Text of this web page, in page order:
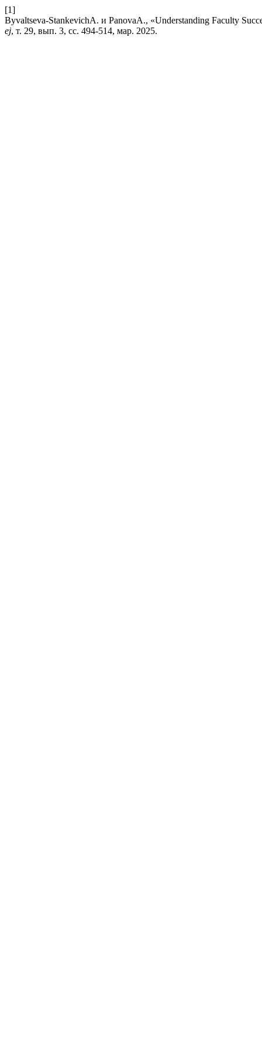
[1]
Byvaltseva-StankevichA. и PanovaA., «Understanding Faculty
ej, т. 29, вып. 3, сс. 494-514, мар. 2025.